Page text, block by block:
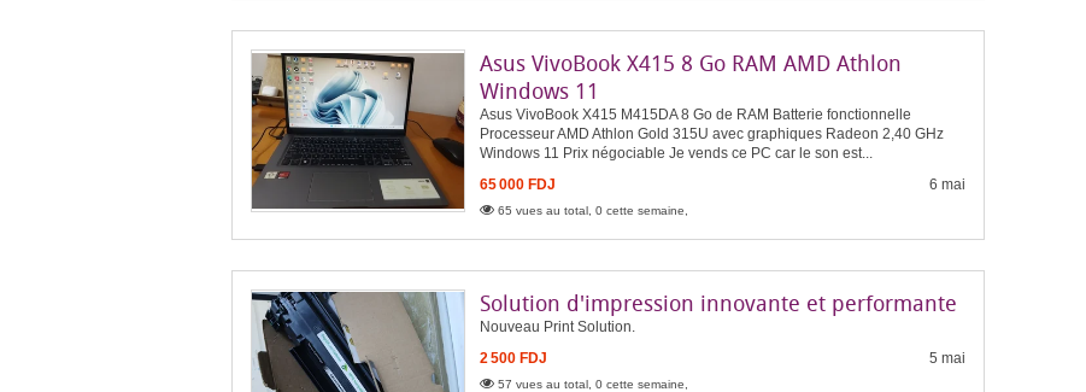
Asus VivoBook X415 8 Go RAM AMD Athlon
Windows 11
Asus VivoBook X415 M415DA 8 Go de RAM Batterie fonctionnelle
Processeur AMD Athlon Gold 315U avec graphiques Radeon 2,40 GHz
Windows 11 Prix négociable Je vends ce PC car le son est...
65 000 FDJ
6 mai
65 vues au total, 0 cette semaine,
Solution d'impression innovante et performante
Nouveau Print Solution.
2 500 FDJ
5 mai
57 vues au total, 0 cette semaine,